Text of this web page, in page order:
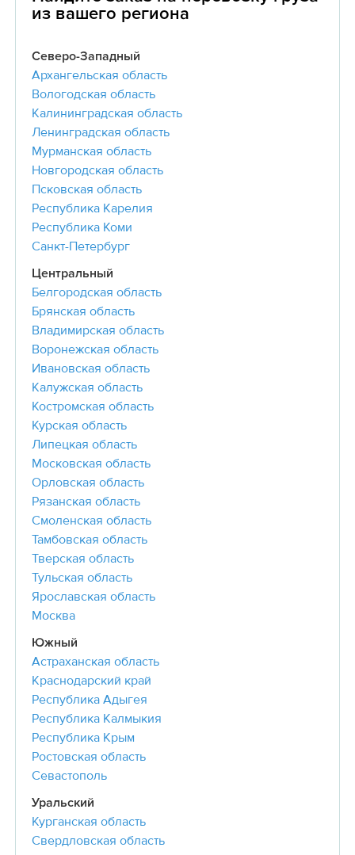
из вашего региона
Северо-Западный
Архангельская область
Вологодская область
Калининградская область
Ленинградская область
Мурманская область
Новгородская область
Псковская область
Республика Карелия
Республика Коми
Санкт-Петербург
Центральный
Белгородская область
Брянская область
Владимирская область
Воронежская область
Ивановская область
Калужская область
Костромская область
Курская область
Липецкая область
Московская область
Орловская область
Рязанская область
Смоленская область
Тамбовская область
Тверская область
Тульская область
Ярославская область
Москва
Южный
Астраханская область
Краснодарский край
Республика Адыгея
Республика Калмыкия
Республика Крым
Ростовская область
Севастополь
Уральский
Курганская область
Свердловская область